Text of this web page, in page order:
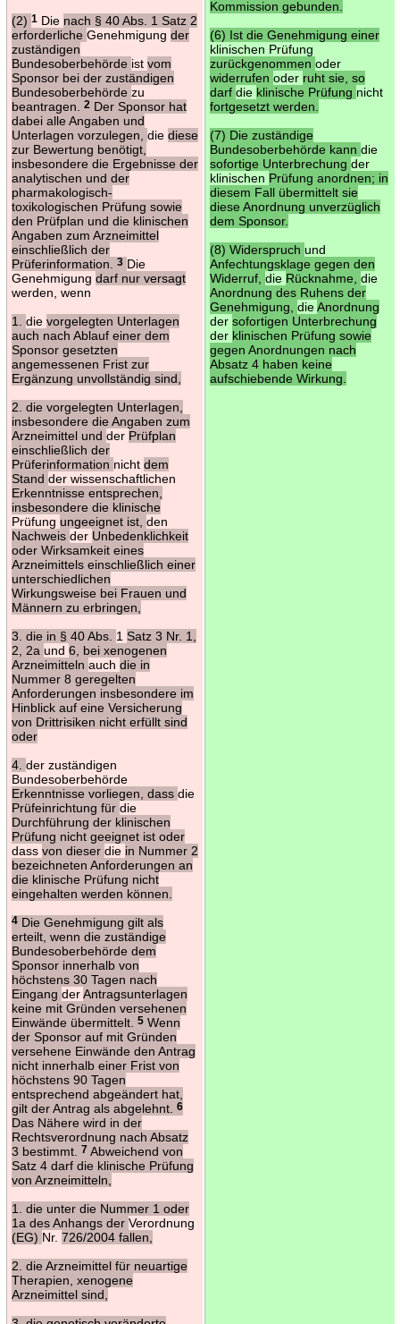
(2) 1Die nach § 40 Abs. 1 Satz 2
erforderliche Genehmigung der
zuständigen
Bundesoberbehörde ist vom
Sponsor bei der zuständigen
Bundesoberbehörde zu
beantragen.
2Der Sponsor hat
dabei alle Angaben und
Unterlagen vorzulegen, die diese
zur Bewertung benötigt,
insbesondere die Ergebnisse der
analytischen und der
pharmakologisch-
toxikologischen Prüfung sowie
den Prüfplan und die klinischen
Angaben zum Arzneimittel
einschließlich der
Prüferinformation.
3 Die
Genehmigung darf nur versagt
werden, wenn
1. die vorgelegten Unterlagen
auch nach Ablauf einer dem
Sponsor gesetzten
angemessenen Frist zur
Ergänzung unvollständig sind,
2. die vorgelegten Unterlagen,
insbesondere die Angaben zum
Arzneimittel und der Prüfplan
einschließlich der
Prüferinformation nicht dem
Stand der wissenschaftlichen
Erkenntnisse entsprechen,
insbesondere die klinische
Prüfung ungeeignet ist, den
Nachweis der Unbedenklichkeit
oder Wirksamkeit eines
Arzneimittels einschließlich einer
unterschiedlichen
Wirkungsweise bei Frauen und
Männern zu erbringen,
3. die in § 40 Abs. 1 Satz 3 Nr. 1,
2, 2a und 6, bei xenogenen
Arzneimitteln auch die in
Nummer 8 geregelten
Anforderungen insbesondere im
Hinblick auf eine Versicherung
von Drittrisiken nicht erfüllt sind
oder
4. der zuständigen
Bundesoberbehörde
Erkenntnisse vorliegen, dass die
Prüfeinrichtung für die
Durchführung der klinischen
Prüfung nicht geeignet ist oder
dass von dieser die in Nummer 2
bezeichneten Anforderungen an
die klinische Prüfung nicht
eingehalten werden können.
4Die Genehmigung gilt als
erteilt, wenn die zuständige
Bundesoberbehörde dem
Sponsor innerhalb von
höchstens 30 Tagen nach
Eingang derAntragsunterlagen
keine mit Gründen versehenen
Einwände übermittelt.
5Wenn
der Sponsor auf mit Gründen
versehene Einwände den Antrag
nicht innerhalb einer Frist von
höchstens 90 Tagen
entsprechend abgeändert hat,
gilt der Antrag als abgelehnt.
6
Das Nähere wird in der
Rechtsverordnung nach Absatz
3 bestimmt.
7Abweichend von
Satz 4 darf die klinische Prüfung
von Arzneimitteln,
1. die unter die Nummer 1 oder
1a des Anhangs der Verordnung
(EG) Nr. 726/2004 fallen,
2. die Arzneimittel für neuartige
Therapien, xenogene
Arzneimittel sind,
Kommission gebunden.
(6) Ist die Genehmigung einer
klinischen Prüfung
zurückgenommen oder
widerrufen oder ruht sie, so
darf die klinische Prüfung nicht
fortgesetzt werden.
(7) Die zuständige
Bundesoberbehörde kann die
sofortige Unterbrechung der
klinischen Prüfung anordnen; in
diesem Fall übermittelt sie
diese Anordnung unverzüglich
dem Sponsor.
(8) Widerspruch und
Anfechtungsklage gegen den
Widerruf, die Rücknahme, die
Anordnung des Ruhens der
Genehmigung, dieAnordnung
der sofortigen Unterbrechung
der klinischen Prüfung sowie
gegen Anordnungen nach
Absatz 4 haben keine
aufschiebende Wirkung.